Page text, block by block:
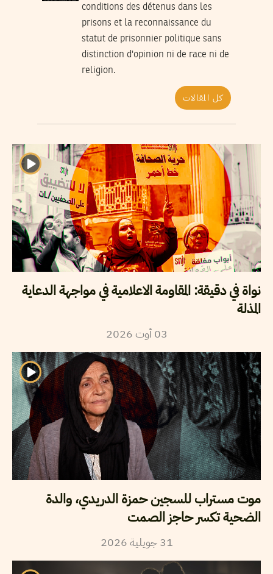
conditions des détenus dans les
prisons et la reconnaissance du
statut de prisonnier politique sans
distinction d'opinion ni de race ni de
religion.
كل المقالات
نواة في دقيقة: المقاومة الاعلامية في مواجهة الدعاية
المذلة
03 أوت2026
موت مستراب للسجين حمزة الدريدي، والدة
الضحية تكسر حاجز الصمت
31 جويلية2026